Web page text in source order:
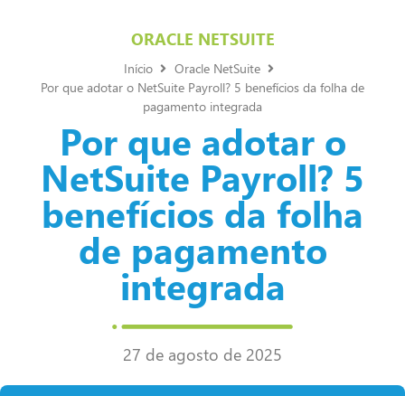
ORACLE NETSUITE
Início
Oracle NetSuite
Por que adotar o NetSuite Payroll? 5 benefícios da folha de
pagamento integrada
Por que adotar o
NetSuite Payroll? 5
benefícios da folha
de pagamento
integrada
27 de agosto de 2025